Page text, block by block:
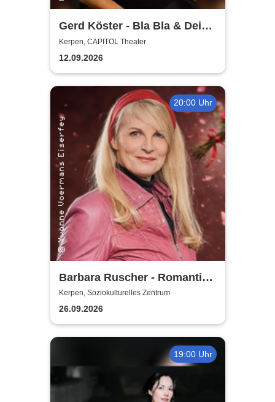
Gerd Köster - Bla Bla & Dei
Dei
Kerpen, CAPITOL Theater
12.09.2026
20:00 Uhr
Barbara Ruscher - Romantik,
aber zack, zack!
Kerpen, Soziokulturelles Zentrum
26.09.2026
19:00 Uhr